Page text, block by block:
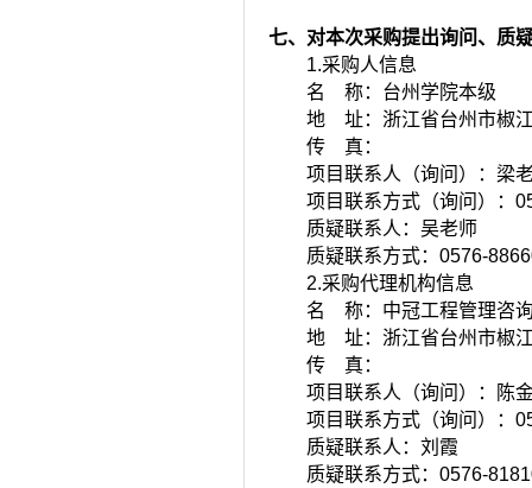
七、对本次采购提出询问、质
1.采购人信息
名 称： 台州学院本级
地 址： 浙江省台州市椒
传 真：
项目联系人（询问）： 梁
项目联系方式（询问）：
质疑联系人： 吴老师
质疑联系方式： 0576-
2.采购代理机构信息
名 称： 中冠工程管理咨
地 址： 浙江省台州市椒
传 真：
项目联系人（询问）：
陈
项目联系方式（询问）：
质疑联系人： 刘霞
质疑联系方式： 0576-